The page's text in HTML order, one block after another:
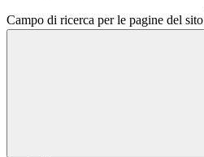
Campo di ricerca per le pagine del sito